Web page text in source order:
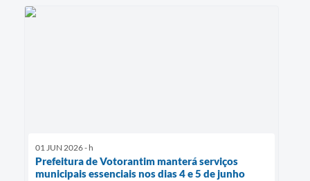
01 JUN 2026 - h
Prefeitura de Votorantim manterá serviços
municipais essenciais nos dias 4 e 5 de junho